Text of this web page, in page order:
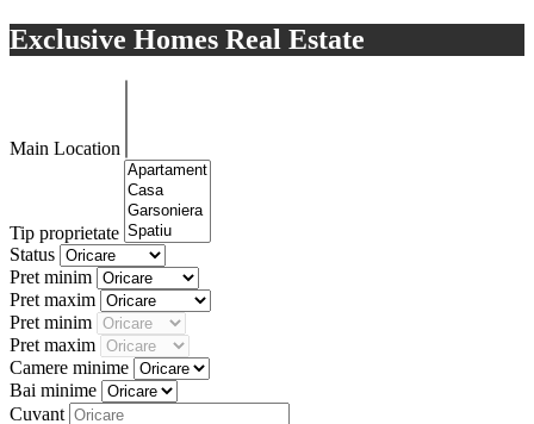
Exclusive Homes Real Estate
Main Location
Tip proprietate
Status
Pret minim
Pret maxim
Pret minim
Pret maxim
Camere minime
Bai minime
Cuvant